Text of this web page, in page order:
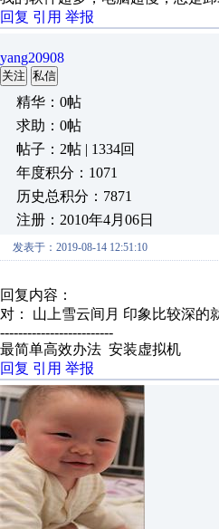
回复 引用 举报
yang20908
关注 私信
精华：0帖
求助：0帖
帖子：2帖 | 1334回
年度积分：1071
历史总积分：7871
注册：2010年4月06日
发表于：2019-08-14 12:51:10
回复内容：
对： 山上雪云间月 印象比较深的
-------------------------
最简单高效办法 安装虚拟机
回复 引用 举报